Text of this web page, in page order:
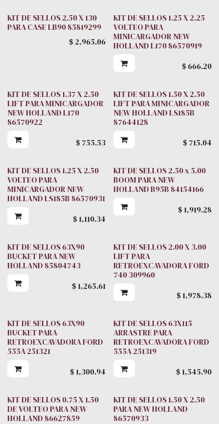
KIT DE SELLOS 2.50 X 130
PARA CASE LB90 85819299
$ 2,965.06
KIT DE SELLOS 1.25 X 2.25
VOLTEO PARA
MINICARGADOR NEW
HOLLAND L170 86570919
$ 666.20
KIT DE SELLOS 1.37 X 2.50
LIFT PARA MINICARGADOR
NEW HOLLAND L170
86570922
$ 755.53
KIT DE SELLOS 1.50 X 2.50
LIFT PARA MINICARGADOR
NEW HOLLAND LS185B
87644128
$ 715.04
KIT DE SELLOS 1.25 X 2.50
VOLTEO PARA
MINICARGADOR NEW
HOLLAND LS185B 86570931
$ 1,110.34
KIT DE SELLOS 2.50 x 5.00
BOOM PARA NEW
HOLLAND B95B 84154166
$ 1,919.28
KIT DE SELLOS 63X90
BUCKET PARA NEW
HOLLAND 85804743
$ 1,265.61
KIT DE SELLOS 2.00 X 3.00
LIFT PARA
RETROEXCAVADORA FORD
740 309960
$ 1,978.38
KIT DE SELLOS 63X90
BUCKET PARA
RETROEXCAVADORA FORD
555A 251321
$ 1,300.94
KIT DE SELLOS 63X115
ARRASTRE PARA
RETROEXCAVADORA FORD
555A 251319
$ 1,545.90
KIT DE SELLOS 0.75 X 1.50
DE VOLTEO PARA NEW
HOLLAND 86627859
KIT DE SELLOS 1.50 X 2.50
PARA NEW HOLLAND
86570933